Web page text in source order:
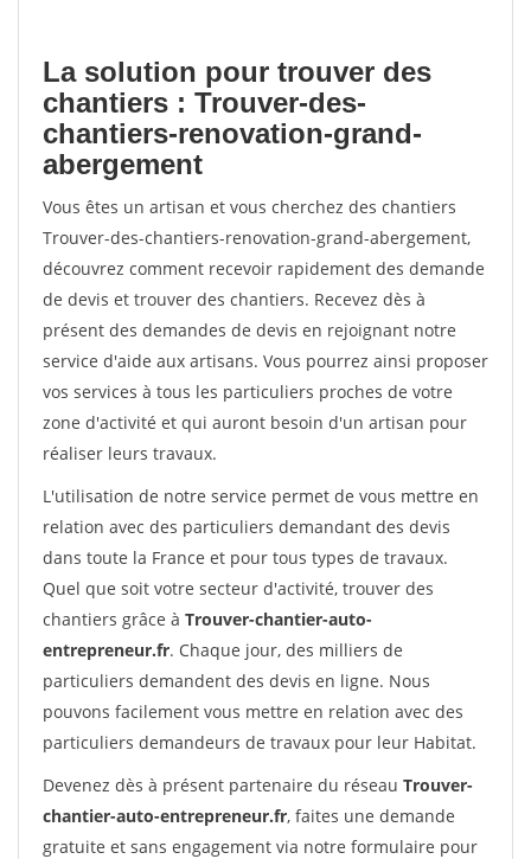
La solution pour trouver des
chantiers : Trouver-des-
chantiers-renovation-grand-
abergement
Vous êtes un artisan et vous cherchez des chantiers
Trouver-des-chantiers-renovation-grand-abergement,
découvrez comment recevoir rapidement des demande
de devis et trouver des chantiers. Recevez dès à
présent des demandes de devis en rejoignant notre
service d'aide aux artisans. Vous pourrez ainsi proposer
vos services à tous les particuliers proches de votre
zone d'activité et qui auront besoin d'un artisan pour
réaliser leurs travaux.
L'utilisation de notre service permet de vous mettre en
relation avec des particuliers demandant des devis
dans toute la France et pour tous types de travaux.
Quel que soit votre secteur d'activité, trouver des
chantiers grâce à Trouver-chantier-auto-
entrepreneur.fr. Chaque jour, des milliers de
particuliers demandent des devis en ligne. Nous
pouvons facilement vous mettre en relation avec des
particuliers demandeurs de travaux pour leur Habitat.
Devenez dès à présent partenaire du réseau Trouver-
chantier-auto-entrepreneur.fr, faites une demande
gratuite et sans engagement via notre formulaire pour